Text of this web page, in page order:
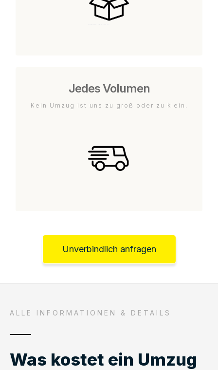
Jedes Volumen
Kein Umzug ist uns zu groß oder zu klein.
Unverbindlich anfragen
ALLE INFORMATIONEN & DETAILS
Was kostet ein Umzug